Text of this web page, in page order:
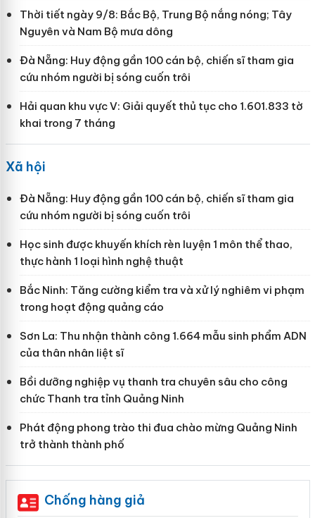
Thời tiết ngày 9/8: Bắc Bộ, Trung Bộ nắng nóng; Tây
Nguyên và Nam Bộ mưa dông
Đà Nẵng: Huy động gần 100 cán bộ, chiến sĩ tham gia
cứu nhóm người bị sóng cuốn trôi
Hải quan khu vực V: Giải quyết thủ tục cho 1.601.833 tờ
khai trong 7 tháng
Xã hội
Đà Nẵng: Huy động gần 100 cán bộ, chiến sĩ tham gia
cứu nhóm người bị sóng cuốn trôi
Học sinh được khuyến khích rèn luyện 1 môn thể thao,
thực hành 1 loại hình nghệ thuật
Bắc Ninh: Tăng cường kiểm tra và xử lý nghiêm vi phạm
trong hoạt động quảng cáo
Sơn La: Thu nhận thành công 1.664 mẫu sinh phẩm ADN
của thân nhân liệt sĩ
Bồi dưỡng nghiệp vụ thanh tra chuyên sâu cho công
chức Thanh tra tỉnh Quảng Ninh
Phát động phong trào thi đua chào mừng Quảng Ninh
trở thành thành phố
Chống hàng giả